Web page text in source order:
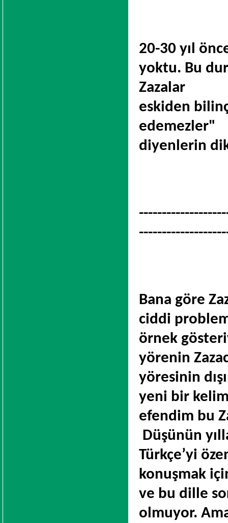
20-30 yıl
yoktu. Bu
Zazalar
eskiden
edemezler"
diyenlerin
Bana göre
ciddi
örnek
yörenin
yöresinin
yeni bir
efendim bu
Düşünün
Türkçe’yi
konuşmak
ve bu dille
olmuyor.